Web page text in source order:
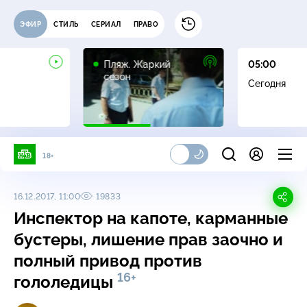
ЭФИР СТИЛЬ СЕРИАЛ ПРАВО
Пляж. Жаркий
сезон
16+
05:00
Сегодня
18+
16.12.2017, 11:00 19833
Инспектор на капоте, карманные
бустеры, лишение прав заочно и
полный привод против
гололедицы 16+